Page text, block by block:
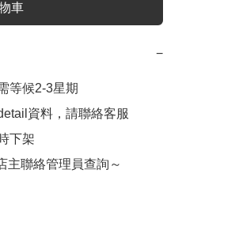
車
−
等候2-3星期
資料，請聯絡客服
下架
主聯絡管理員查詢～